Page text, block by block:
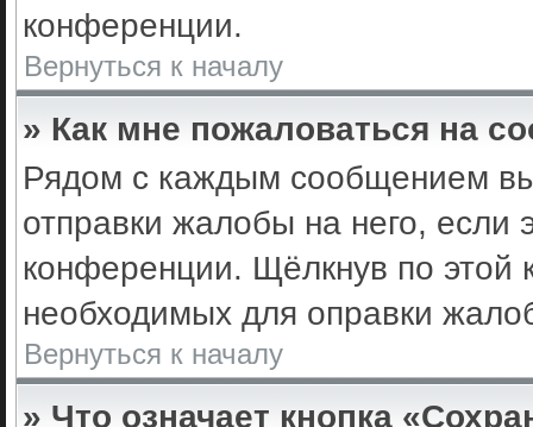
конференции.
Вернуться к началу
» Как мне пожаловаться на
Рядом с каждым сообщением вы
отправки жалобы на него,
конференции. Щёлкнув по этой
необходимых для оправки
Вернуться к началу
» Что означает кнопка